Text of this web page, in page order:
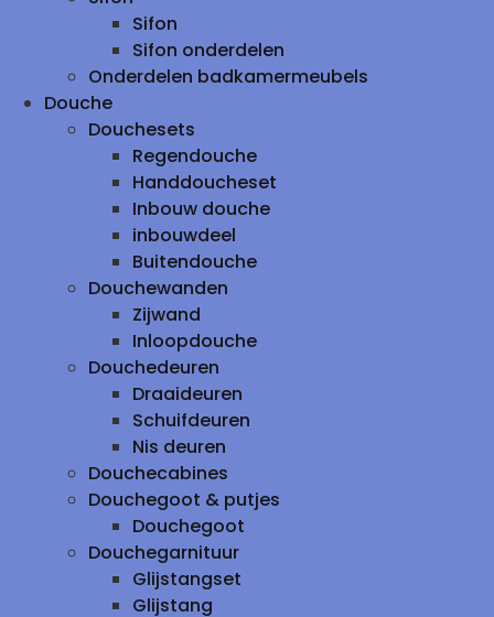
Sifon
Sifon onderdelen
Onderdelen badkamermeubels
Douche
Douchesets
Regendouche
Handdoucheset
Inbouw douche
inbouwdeel
Buitendouche
Douchewanden
Zijwand
Inloopdouche
Douchedeuren
Draaideuren
Schuifdeuren
Nis deuren
Douchecabines
Douchegoot & putjes
Douchegoot
Douchegarnituur
Glijstangset
Glijstang